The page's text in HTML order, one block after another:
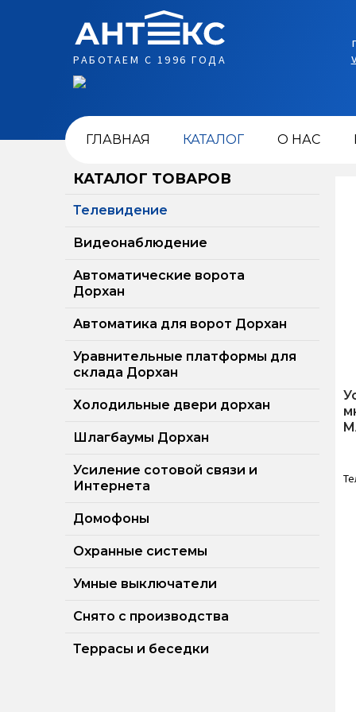
РАБОТАЕМ С 1996 ГОДА
ГЛАВНАЯ КАТАЛОГ О НАС
КАТАЛОГ ТОВАРОВ
Телевидение
Видеонаблюдение
Автоматические ворота
Дорхан
Автоматика для ворот Дорхан
Уравнительные платформы для
склада Дорхан
Холодильные двери дорхан
Шлагбаумы Дорхан
Усиление сотовой связи и
Интернета
Домофоны
Охранные системы
Умные выключатели
Снято с производства
Террасы и беседки